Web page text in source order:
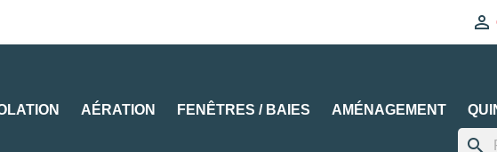

AÉRATION FENÊTRES / BAIES AMÉNAGEMENT
search